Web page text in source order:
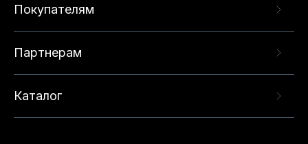
Покупателям
Партнерам
Каталог